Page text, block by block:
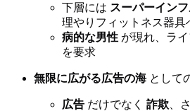
下層には スーパーイン
理やりフィットネス器具
病的な男性 が現れ、ラ
を要求
無限に広がる広告の海として
広告 だけでなく 詐欺 、